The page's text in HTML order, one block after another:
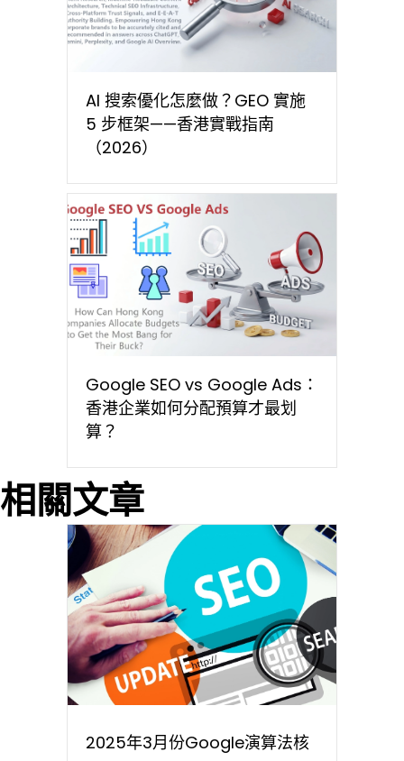
AI 搜索優化怎麼做？GEO 實施
5 步框架——香港實戰指南
（2026）
Google SEO vs Google Ads：
香港企業如何分配預算才最划
算？
相關文章
2025年3月份Google演算法核